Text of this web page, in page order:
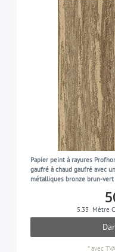
Papier peint à rayures
gaufré à chaud gaufré avec
métalliques bronze brun-vert
5.33 Mètre
*avec TVA